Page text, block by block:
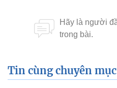
Tin cùng chuyên mục